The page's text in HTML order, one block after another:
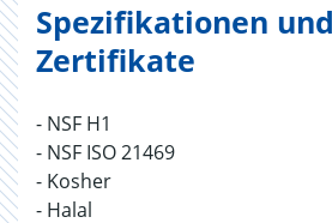
Spezifikationen und
Zertifikate
- NSF H1
- NSF ISO 21469
- Kosher
- Halal